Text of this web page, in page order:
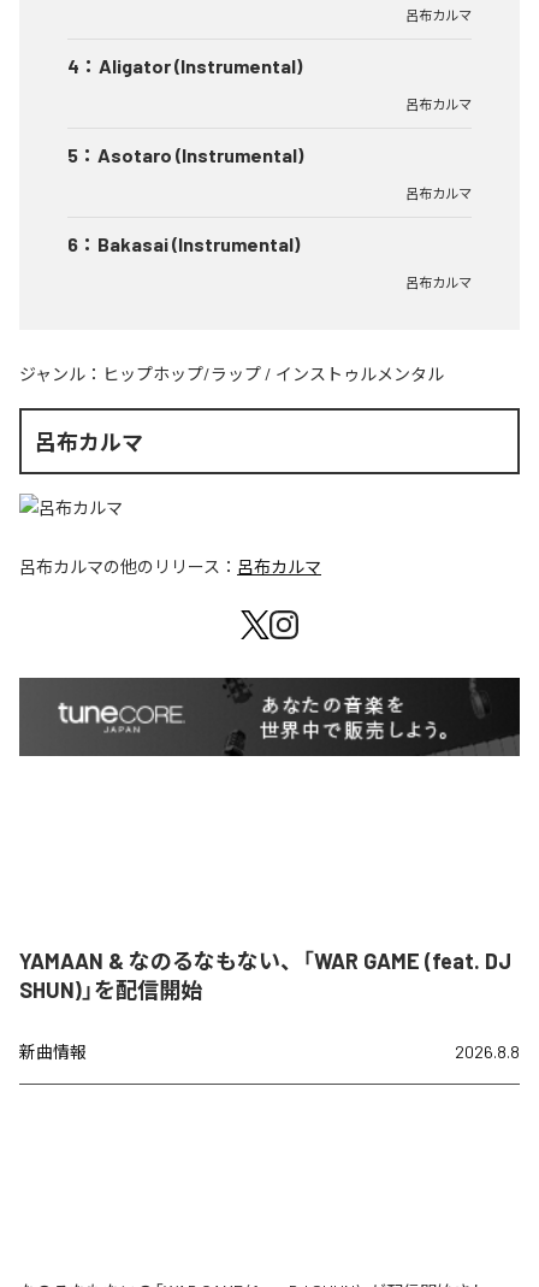
呂布カルマ
4 ： Aligator (Instrumental)
呂布カルマ
5 ： Asotaro (Instrumental)
呂布カルマ
6 ： Bakasai (Instrumental)
呂布カルマ
ジャンル： ヒップホップ/ラップ / インストゥルメンタル
呂布カルマ
呂布カルマの他のリリース： 呂布カルマ
YAMAAN & なのるなもない、「WAR GAME (feat. DJ
SHUN)」を配信開始
新曲情報 2026.8.8